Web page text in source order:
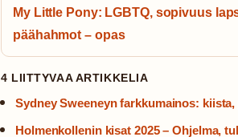
My Little Pony: LGBTQ, sopivuus
päähahmot – opas
4 LIITTYVAA ARTIKKELIA
Sydney Sweeneyn farkkumainos:
Holmenkollenin kisat 2025 – Ohjelma,